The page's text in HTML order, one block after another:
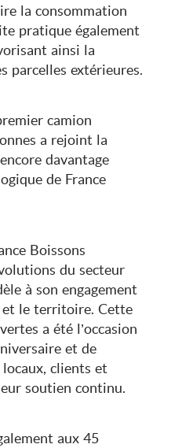
la consommation
pratique également
ainsi la
parcelles extérieures.
camion
a rejoint la
davantage
de France
Boissons
du secteur
à son engagement
et le territoire. Cette
a été l’occasion
et de
clients et
soutien continu.
aux 45